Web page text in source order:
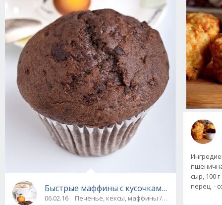
Быстрые маффины с кусочками шоколада
06.02.16 Печенье, кексы, маффины / На скорую руку
сыр, 100
перец -